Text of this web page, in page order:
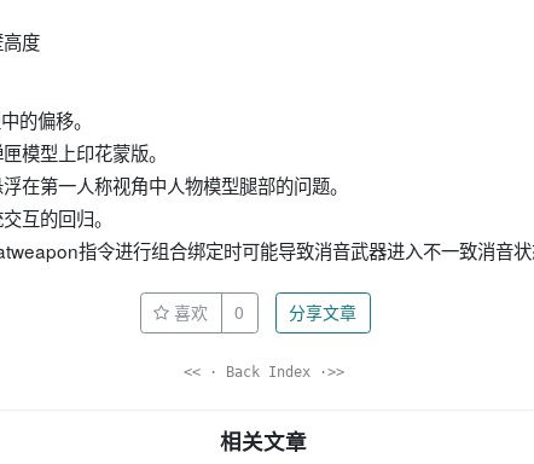
度
的偏移。
模型上印花蒙版。
在第一人称视角中人物模型腿部的问题。
互的回归。
指令进行组合绑定时可能导致消音武器进入不一致消音
喜欢 0 分享文章
<< · Back Index ·>>
相关文章